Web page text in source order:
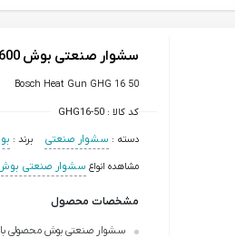
سشوار صنعتی بوش 1600 وات مدل GHG 16-50
Bosch Heat Gun GHG 16 50
کد کالا : GHG16-50
دسته : سشوار صنعتی برند :
مشاهده انواع سشوار صنعتی
مشخصات محصول
سشوار صنعتی بوش محصولی با